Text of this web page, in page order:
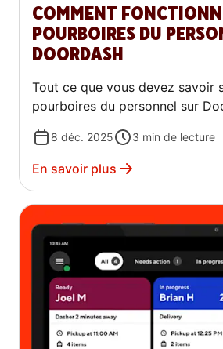
COMMENT
POURBOIRES DU
DOORDASH
Tout ce que vous devez savoir
pourboires du personnel sur
8 déc. 2025 3 min de lecture
En savoir plus